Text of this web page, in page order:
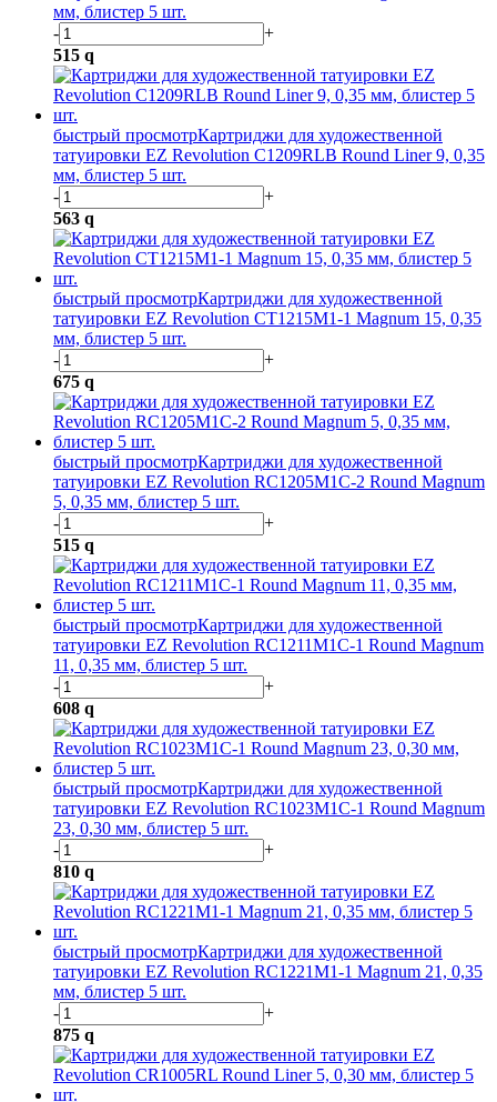
мм, блистер 5 шт.
-
+
515 q
быстрый просмотрКартриджи для художественной
татуировки EZ Revolution C1209RLB Round Liner 9, 0,35
мм, блистер 5 шт.
-
+
563 q
быстрый просмотрКартриджи для художественной
татуировки EZ Revolution CT1215M1-1 Magnum 15, 0,35
мм, блистер 5 шт.
-
+
675 q
быстрый просмотрКартриджи для художественной
татуировки EZ Revolution RC1205M1C-2 Round Magnum
5, 0,35 мм, блистер 5 шт.
-
+
515 q
быстрый просмотрКартриджи для художественной
татуировки EZ Revolution RC1211M1C-1 Round Magnum
11, 0,35 мм, блистер 5 шт.
-
+
608 q
быстрый просмотрКартриджи для художественной
татуировки EZ Revolution RC1023M1C-1 Round Magnum
23, 0,30 мм, блистер 5 шт.
-
+
810 q
быстрый просмотрКартриджи для художественной
татуировки EZ Revolution RC1221M1-1 Magnum 21, 0,35
мм, блистер 5 шт.
-
+
875 q